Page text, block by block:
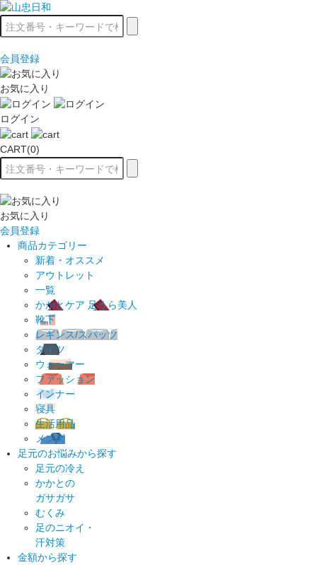
会員登録
お気に入り
ログイン
CART(0)
お気に入り
会員登録
商品カテゴリー
新着・オススメ
アウトレット
一覧
かかとケア 足うら美人
靴下
レギンス/スパッツ
タイツ
ウォーマー
ファッション
インナー
寝具
生活用品
メンズ
足元のお悩みから探す
足元の冷え
かかとの
ガサガサ
むくみ
足のニオイ・
汗対策
金額から探す